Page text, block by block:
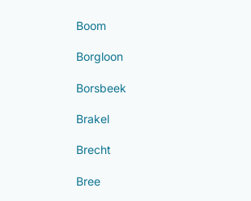
Boom
Borgloon
Borsbeek
Brakel
Brecht
Bree